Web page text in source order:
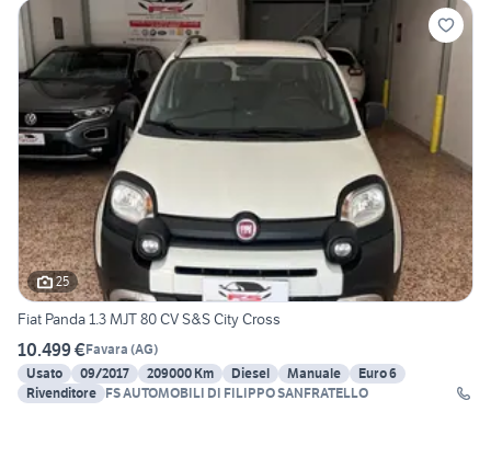
25
Fiat Panda 1.3 MJT 80 CV S&S City Cross
10.499 €Favara (AG)
Usato
09/2017 209000 Km Diesel Manuale
Euro 6
Rivenditore FS AUTOMOBILI DI FILIPPO SANFRATELLO